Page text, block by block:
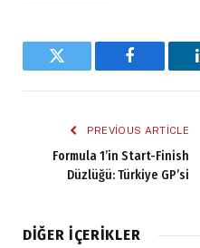
Twitter Facebook
PREVIOUS ARTICLE
Formula 1’in Start-Finish
Düzlüğü: Türkiye GP’si
DIĞER İÇERIKLER